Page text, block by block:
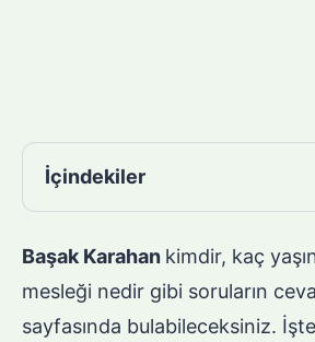
İçindekiler
Başak Karahan kimdir, kaç
mesleği nedir gibi soruların
sayfasında bulabileceksiniz. İşte